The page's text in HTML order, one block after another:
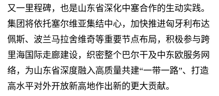
又一里程碑，也是山东省深化中塞合作的生动实践。
集团将依托塞尔维亚集结中心，加快推进匈牙利布达
佩斯、波兰马拉舍维奇等重要节点布局，积极参与跨
里海国际走廊建设，织密整个巴尔干及中东欧服务网
络，为山东省深度融入高质量共建“一带一路”、打造
高水平对外开放新高地作出新的更大贡献。